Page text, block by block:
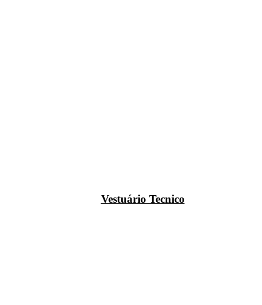
Vestuário Tecnico